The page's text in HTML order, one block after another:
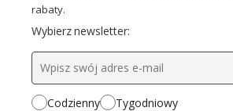
rabaty.
Wybierz newsletter:
Codzienny Tygodniowy